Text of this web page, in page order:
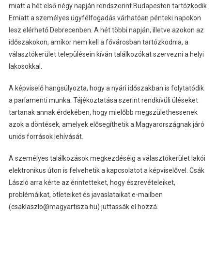
miatt a hét első négy napján rendszerint Budapesten tartózkodik.
Emiatt a személyes ügyfélfogadás várhatóan pénteki napokon
lesz elérhető Debrecenben. A hét többi napján, illetve azokon az
időszakokon, amikor nem kell a fővárosban tartózkodnia, a
választókerület településein kíván találkozókat szervezni a helyi
lakosokkal.
A képviselő hangsúlyozta, hogy a nyári időszakban is folytatódik
a parlamenti munka. Tájékoztatása szerint rendkívüli üléseket
tartanak annak érdekében, hogy mielőbb megszülethessenek
azok a döntések, amelyek elősegíthetik a Magyarországnak járó
uniós források lehívását.
A személyes találkozások megkezdéséig a választókerület lakói
elektronikus úton is felvehetik a kapcsolatot a képviselővel. Csák
László arra kérte az érintetteket, hogy észrevételeiket,
problémáikat, ötleteiket és javaslataikat e-mailben
(csaklaszlo@magyartisza.hu) juttassák el hozzá.